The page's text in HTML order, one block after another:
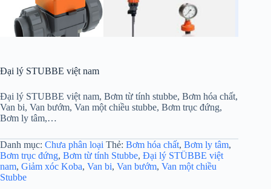
Đại lý STUBBE việt nam
Đại lý STUBBE việt nam, Bơm từ tính stubbe, Bơm hóa chất,
Van bi, Van bướm, Van một chiều stubbe, Bơm trục đứng,
Bơm ly tâm,…
Danh mục: Chưa phân loại Thẻ: Bơm hóa chất, Bơm ly tâm,
Bơm trục đứng, Bơm từ tính Stubbe, Đại lý STÜBBE việt
nam, Giảm xóc Koba, Van bi, Van bướm, Van một chiều
Stubbe